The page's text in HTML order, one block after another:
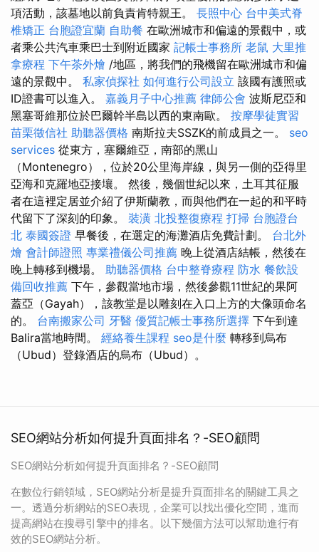
項活動，該墓地以前負責肯特親王。 長照中心 台中美式脊
椎矯正 台胞證宜蘭 自助餐 在歐洲城市和偏遠的景觀中，或
者乘公共汽車乘巴士到附近國家 記帳士事務所 老鼠 大里推
拿療程 下午茶外燴 /地區，將我們的飛機留在歐洲城市和偏
遠的景觀中。 私家偵探社 如何進行公司設立 該國有護照或
ID證書可以進入。 嘉義月子中心推薦 律師公會 波斯尼亞和
黑塞哥維那位於巴爾幹半島以西的東南歐。 按摩學徒實習
苗栗徵信社 助聽器價格 南斯拉夫SSZK的前成員之一。 seo
services 從東方，塞爾維亞，南部的黑山
（Montenegro），位於20公里海岸線，與另一側的亞得里
亞海和克羅地亞接壤。 然後，幾個世紀以來，土耳其征服
者在這裡定居並介紹了伊斯蘭教，而與他們在一起的和平時
代留下了深刻的印象。 裝潢 北投整復療程 打掃 台胞證台
北 泰國簽證 早餐後，在選定的海灘酒店免費計劃。 台北外
燴 會計師證照 專業禮儀公司推薦 晚上從酒店結帳，然後在
晚上轉移到機場。 助聽器價格 台中整脊療程 防水 餐飲設
備回收推薦 下午，參觀當地市場，然後參觀11世紀的果阿
蓋亞（Gayah），該教堂是以雕刻在入口上方的大像頭命名
的。 台南搬家公司 牙醫 優質記帳士事務所選擇 下午到達
Balira當地時間。 經絡養生課程 seo是什麼 轉移到烏布
（Ubud）登錄酒店的烏布（Ubud）。
SEO網站分析如何提升頁面排名？-SEO顧問
SEO網站分析如何提升頁面排名？-SEO顧問
在數位行銷領域，SEO網站分析是提升頁面排名的關鍵工具之
一。透過分析網站的SEO表現，企業可以找出優化空間，進而
提高網站在搜尋引擎中的排名。以下幾個方法可以幫助進行有
效的SEO網站分析。